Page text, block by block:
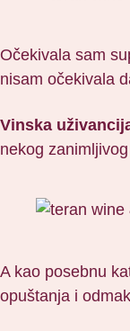
Očekivala sam
nisam očekivala
Vinska
nekog
A kao posebnu
opuštanja i